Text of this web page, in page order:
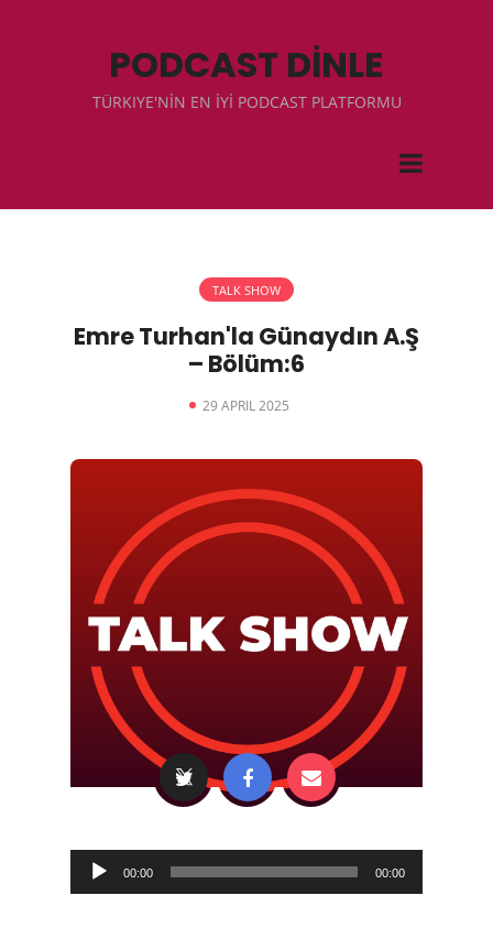
PODCAST DİNLE
TÜRKIYE'NİN EN İYİ PODCAST PLATFORMU
TALK SHOW
Emre Turhan'la Günaydın A.Ş
– Bölüm:6
29 APRIL 2025
Audio
Player
00:00 00:00